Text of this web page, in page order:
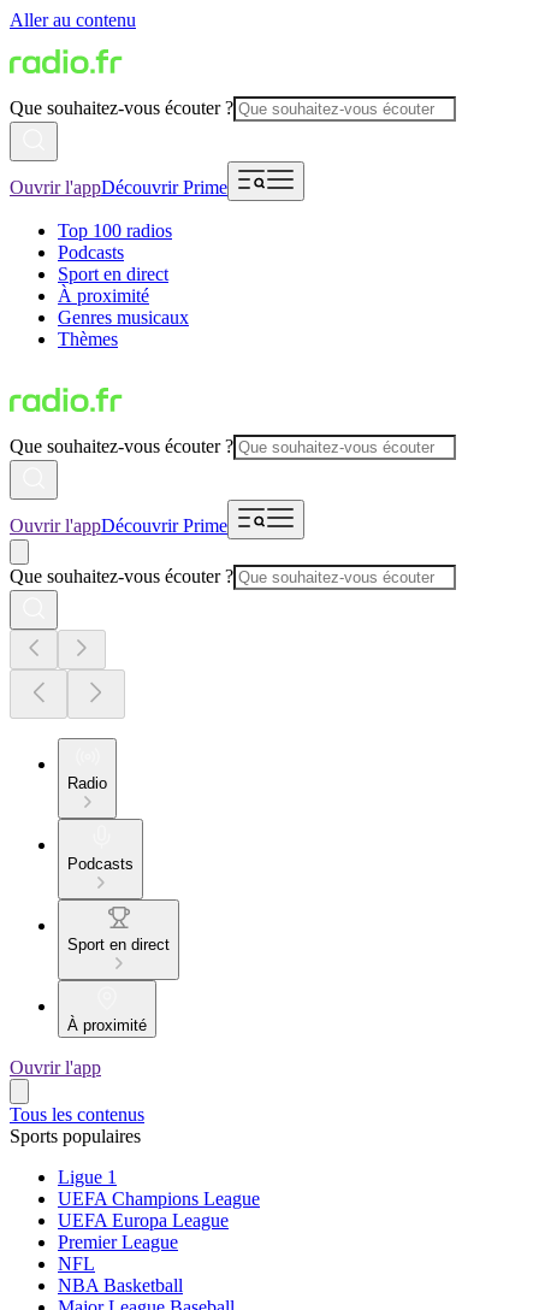
Aller au contenu
Que souhaitez-vous écouter ?
Ouvrir l'appDécouvrir Prime
Top 100 radios
Podcasts
Sport en direct
À proximité
Genres musicaux
Thèmes
Que souhaitez-vous écouter ?
Ouvrir l'appDécouvrir Prime
Que souhaitez-vous écouter ?
Radio
Podcasts
Sport en direct
À proximité
Ouvrir l'app
Tous les contenus
Sports populaires
Ligue 1
UEFA Champions League
UEFA Europa League
Premier League
NFL
NBA Basketball